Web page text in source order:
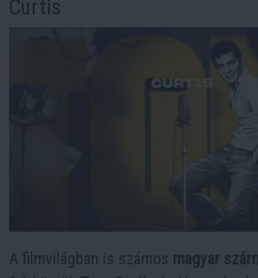
Curtis
A filmvilágban is számos magyar